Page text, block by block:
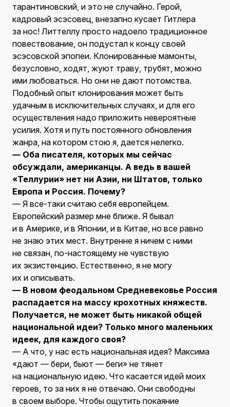
тарантиновский, и это не случайно. Герой,
кадровый эсэсовец, внезапно кусает Гитлера
за нос! Литтеллу просто надоело традиционное
повествование, он подустал к концу своей
эсэсовской эпопеи. Клонированные мамонты,
безусловно, ходят, жуют траву, трубят, можно
ими любоваться. Но они не дают потомства.
Подобный опыт клонирования может быть
удачным в исключительных случаях, и для его
осуществления надо приложить невероятные
усилия. Хотя и путь постоянного обновления
жанра, на котором стою я, дается нелегко.
— Оба писателя, которых мы сейчас
обсуждали, американцы. А ведь в вашей
«Теллурии» нет ни Азии, ни Штатов, только
Европа и Россия. Почему?
— Я все-таки считаю себя европейцем.
Европейский размер мне ближе. Я бывал
и в Америке, и в Японии, и в Китае, но все равно
не знаю этих мест. Внутренне я ничем с ними
не связан, по-настоящему не чувствую
их экзистенцию. Естественно, я не могу
их и описывать.
— В новом феодальном Средневековье Россия
распадается на массу крохотных княжеств.
Получается, не может быть никакой общей
национальной идеи? Только много маленьких
идеек, для каждого своя?
— А что, у нас есть национальная идея? Максима
«дают — бери, бьют — беги» не тянет
на национальную идею. Что касается идей моих
героев, то за них я не отвечаю. Они свободны
в своем выборе. Чтобы ощутить покаяние